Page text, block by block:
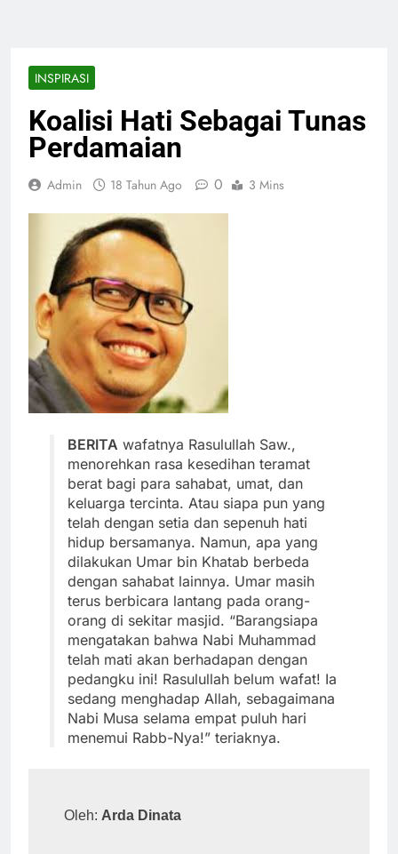
INSPIRASI
Koalisi Hati Sebagai Tunas
Perdamaian
Admin 18 Tahun Ago 0 3 Mins
BERITA wafatnya Rasulullah Saw.,
menorehkan rasa kesedihan teramat
berat bagi para sahabat, umat, dan
keluarga tercinta. Atau siapa pun yang
telah dengan setia dan sepenuh hati
hidup bersamanya. Namun, apa yang
dilakukan Umar bin Khatab berbeda
dengan sahabat lainnya. Umar masih
terus berbicara lantang pada orang-
orang di sekitar masjid. “Barangsiapa
mengatakan bahwa Nabi Muhammad
telah mati akan berhadapan dengan
pedangku ini! Rasulullah belum wafat! Ia
sedang menghadap Allah, sebagaimana
Nabi Musa selama empat puluh hari
menemui Rabb-Nya!” teriaknya.
Oleh: Arda Dinata